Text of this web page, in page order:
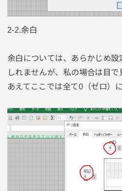
2-2.余白
余白については、あらかじめ設
しれませんが、私の場合は目
あえてここでは全て0（ゼロ）に